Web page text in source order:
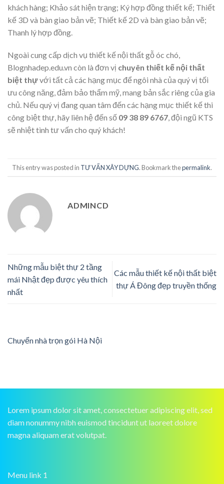
khách hàng; Khảo sát hiện trạng; Ký hợp đồng thiết kế; Thiết
kế 3D và bàn giao bản vẽ; Thiết kế 2D và bàn giao bản vẽ;
Thanh lý hợp đồng.
Ngoài cung cấp dịch vụ thiết kế nội thất gỗ óc chó,
Blognhadep.edu.vn còn là đơn vị chuyên thiết kế nội thất
biệt thựvới tất cả các hạng mục để ngôi nhà của quý vị tối
ưu công năng, đảm bảo thẩm mỹ, mang bản sắc riêng của gia
chủ. Nếu quý vị đang quan tâm đến các hạng mục thiết kế thi
công biệt thự, hãy liên hệ đến số 09 38 89 6767, đội ngũ KTS
sẽ nhiệt tình tư vấn cho quý khách!
This entry was posted in TƯ VẤN XÂY DỰNG. Bookmark thepermalink.
ADMINCD
Những mẫu biệt thự 2 tầng
mái Nhật đẹp được yêu thích
nhất
Các mẫu thiết kế nội thất biệt
thự Á Đông đẹp truyền thống
Chuyển nhà trọn gói Hà Nội
Lorem ipsum dolor sit amet, consectetuer adipiscing elit, sed
diam nonummy nibh euismod tincidunt ut laoreet dolore
magna aliquam erat volutpat.
Menu link 1